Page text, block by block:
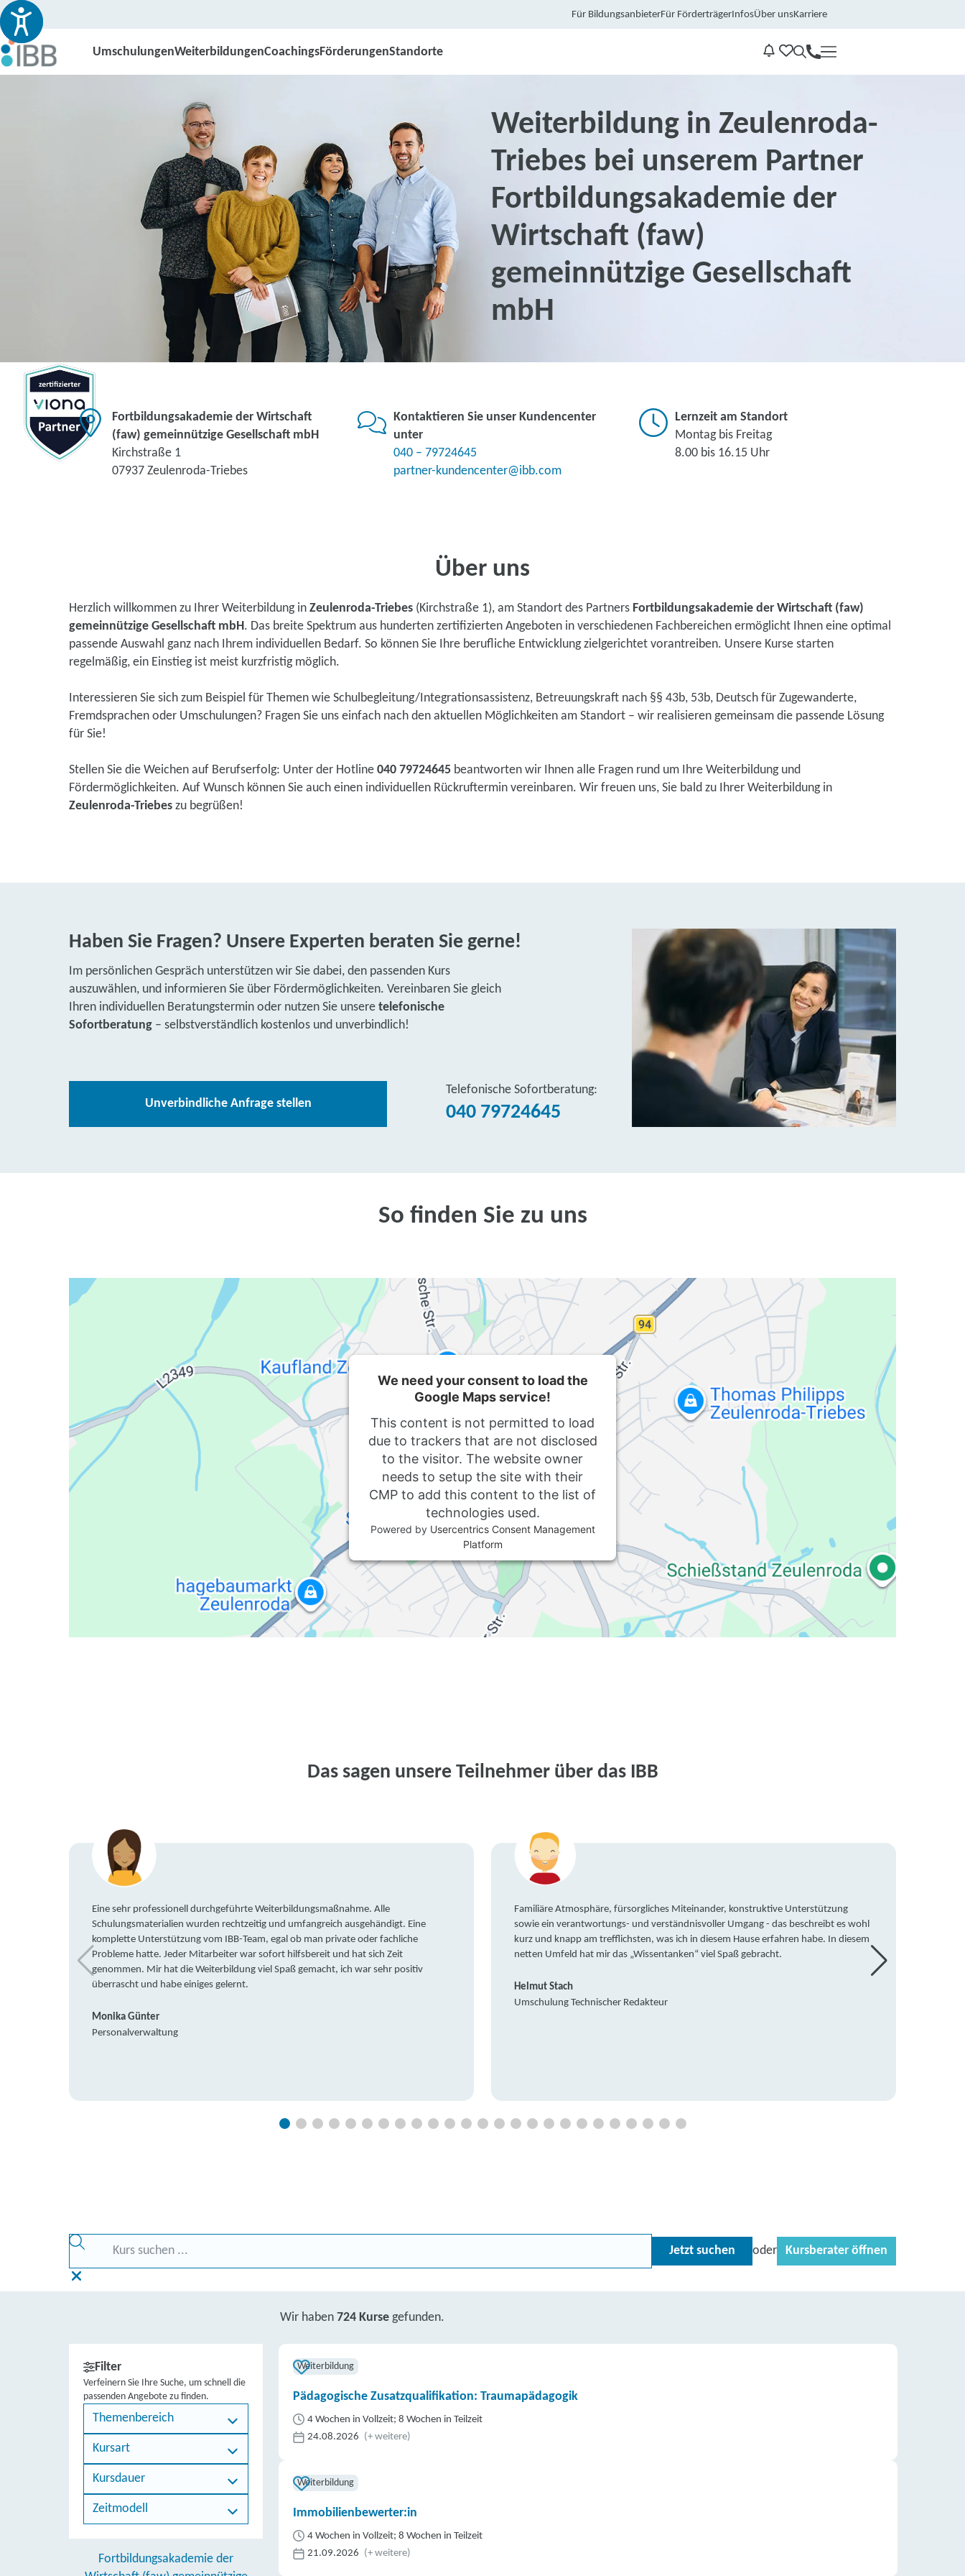
Für BildungsanbieterFür FörderträgerInfosÜber unsKarriere
UmschulungenWeiterbildungenCoachingsFörderungenStandorte
Kontakt
Weiterbildung in Zeulenroda-
Triebes bei unserem Partner
Fortbildungsakademie der
Wirtschaft (faw)
gemeinnützige Gesellschaft
mbH
Fortbildungsakademie der Wirtschaft
(faw) gemeinnützige Gesellschaft mbH
Kirchstraße 1
07937 Zeulenroda-Triebes
Kontaktieren Sie unser Kundencenter
unter
040 – 79724645
partner-kundencenter@ibb.com
Lernzeit am Standort
Montag bis Freitag
8.00 bis 16.15 Uhr
Über uns
Herzlich willkommen zu Ihrer Weiterbildung in Zeulenroda-Triebes (Kirchstraße 1), am Standort des Partners Fortbildungsakademie der Wirtschaft (faw)
gemeinnützige Gesellschaft mbH. Das breite Spektrum aus hunderten zertifizierten Angeboten in verschiedenen Fachbereichen ermöglicht Ihnen eine optimal
passende Auswahl ganz nach Ihrem individuellen Bedarf. So können Sie Ihre berufliche Entwicklung zielgerichtet vorantreiben. Unsere Kurse starten
regelmäßig, ein Einstieg ist meist kurzfristig möglich.
Interessieren Sie sich zum Beispiel für Themen wie Schulbegleitung/Integrationsassistenz, Betreuungskraft nach §§ 43b, 53b, Deutsch für Zugewanderte,
Fremdsprachen oder Umschulungen? Fragen Sie uns einfach nach den aktuellen Möglichkeiten am Standort – wir realisieren gemeinsam die passende Lösung
für Sie!
Stellen Sie die Weichen auf Berufserfolg: Unter der Hotline 040 79724645 beantworten wir Ihnen alle Fragen rund um Ihre Weiterbildung und
Fördermöglichkeiten. Auf Wunsch können Sie auch einen individuellen Rückruftermin vereinbaren. Wir freuen uns, Sie bald zu Ihrer Weiterbildung in
Zeulenroda-Triebes zu begrüßen!
Haben Sie Fragen? Unsere Experten beraten Sie gerne!
Im persönlichen Gespräch unterstützen wir Sie dabei, den passenden Kurs
auszuwählen, und informieren Sie über Fördermöglichkeiten. Vereinbaren Sie gleich
Ihren individuellen Beratungstermin oder nutzen Sie unsere telefonische
Sofortberatung – selbstverständlich kostenlos und unverbindlich!
Unverbindliche Anfrage stellen
Telefonische Sofortberatung:
040 79724645
So finden Sie zu uns
We need your consent to load the
Google Maps service!
This content is not permitted to load
due to trackers that are not disclosed
to the visitor. The website owner
needs to setup the site with their
CMP to add this content to the list of
technologies used.
Powered by Usercentrics Consent Management
Platform
Das sagen unsere Teilnehmer über das IBB
Eine sehr professionell durchgeführte Weiterbildungsmaßnahme. Alle
Schulungsmaterialien wurden rechtzeitig und umfangreich ausgehändigt. Eine
komplette Unterstützung vom IBB-Team, egal ob man private oder fachliche
Probleme hatte. Jeder Mitarbeiter war sofort hilfsbereit und hat sich Zeit
genommen. Mir hat die Weiterbildung viel Spaß gemacht, ich war sehr positiv
überrascht und habe einiges gelernt.
Monika Günter
Personalverwaltung
Familiäre Atmosphäre, fürsorgliches Miteinander, konstruktive Unterstützung
sowie ein verantwortungs- und verständnisvoller Umgang - das beschreibt es wohl
kurz und knapp am trefflichsten, was ich in diesem Hause erfahren habe. In diesem
netten Umfeld hat mir das „Wissentanken“ viel Spaß gebracht.
Helmut Stach
Umschulung Technischer Redakteur
Jetzt suchen oder Kursberater öffnen
Wir haben 724 Kurse gefunden.
Filter
Verfeinern Sie Ihre Suche, um schnell die
passenden Angebote zu finden.
Themenbereich
Kursart
Kursdauer
Zeitmodell
Fortbildungsakademie der
Weiterbildung
Pädagogische Zusatzqualifikation: Traumapädagogik
4 Wochen in Vollzeit; 8 Wochen in Teilzeit
24.08.2026 (+ weitere)
Weiterbildung
Immobilienbewerter:in
4 Wochen in Vollzeit; 8 Wochen in Teilzeit
21.09.2026 (+ weitere)